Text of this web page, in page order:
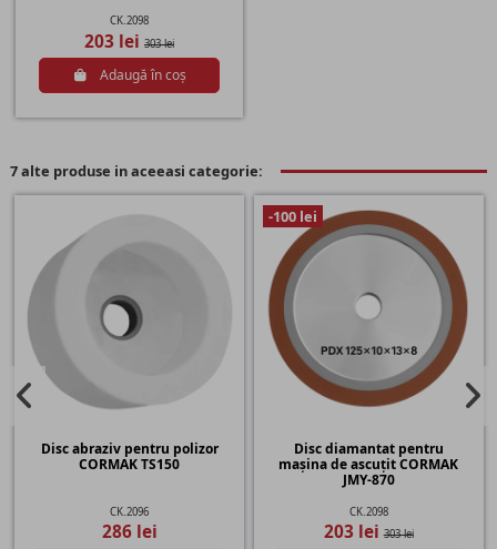
CK.2098
203 lei 303 lei
Adaugă în coș
7 alte produse in aceeasi categorie:
Disc abraziv pentru polizor
CORMAK TS150
CK.2096
286 lei
-100 lei
Disc diamantat pentru
mașina de ascuțit CORMAK
JMY-870
CK.2098
203 lei303 lei